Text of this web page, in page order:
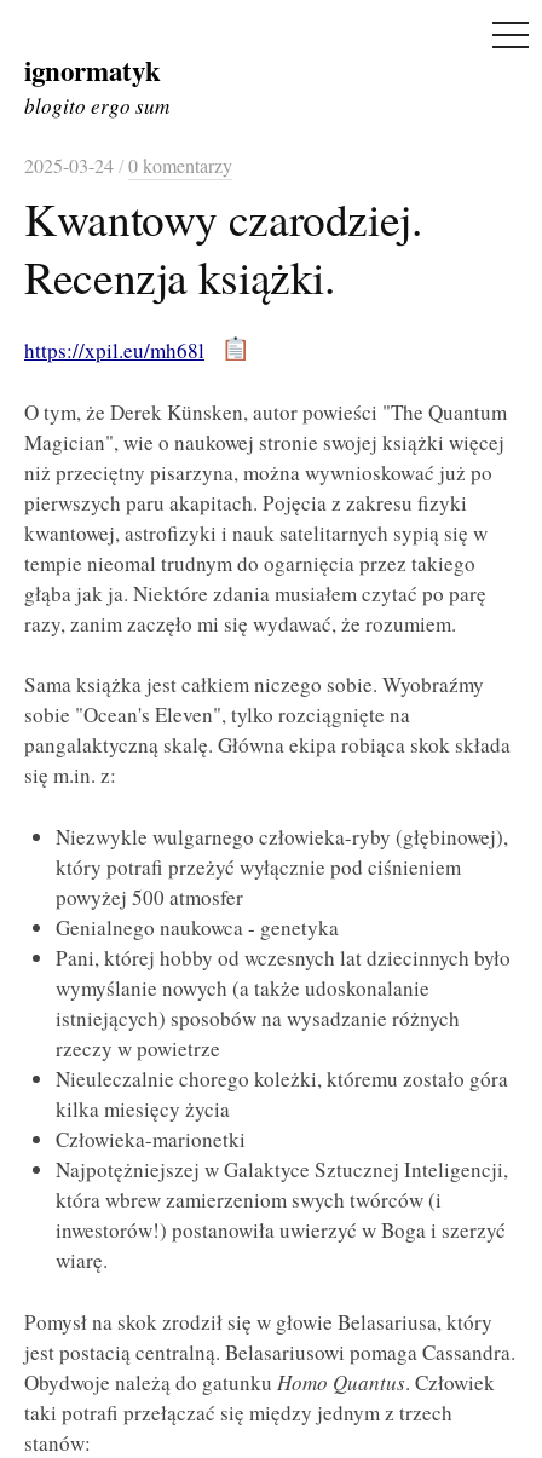
Skip
to
ignormatyk
blogito ergo sum
2025-03-24/0 komentarzy
Kwantowy czarodziej.
Recenzja książki.
https://xpil.eu/mh68l
O tym, że Derek Künsken, autor powieści "The Quantum
Magician", wie o naukowej stronie swojej książki więcej
niż przeciętny pisarzyna, można wywnioskować już po
pierwszych paru akapitach. Pojęcia z zakresu fizyki
kwantowej, astrofizyki i nauk satelitarnych sypią się w
tempie nieomal trudnym do ogarnięcia przez takiego
głąba jak ja. Niektóre zdania musiałem czytać po parę
razy, zanim zaczęło mi się wydawać, że rozumiem.
Sama książka jest całkiem niczego sobie. Wyobraźmy
sobie "Ocean's Eleven", tylko rozciągnięte na
pangalaktyczną skalę. Główna ekipa robiąca skok składa
się m.in. z:
Niezwykle wulgarnego człowieka-ryby (głębinowej),
który potrafi przeżyć wyłącznie pod ciśnieniem
powyżej 500 atmosfer
Genialnego naukowca - genetyka
Pani, której hobby od wczesnych lat dziecinnych było
wymyślanie nowych (a także udoskonalanie
istniejących) sposobów na wysadzanie różnych
rzeczy w powietrze
Nieuleczalnie chorego koleżki, któremu zostało góra
kilka miesięcy życia
Człowieka-marionetki
Najpotężniejszej w Galaktyce Sztucznej Inteligencji,
która wbrew zamierzeniom swych twórców (i
inwestorów!) postanowiła uwierzyć w Boga i szerzyć
wiarę.
Pomysł na skok zrodził się w głowie Belasariusa, który
jest postacią centralną. Belasariusowi pomaga Cassandra.
Obydwoje należą do gatunku Homo Quantus. Człowiek
taki potrafi przełączać się między jednym z trzech
stanów: